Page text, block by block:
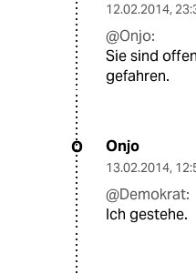
12.02.2014,
@Onjo:
Sie sind
gefahren.
O Onjo
13.02.2014,
@Demokrat:
Ich gestehe.